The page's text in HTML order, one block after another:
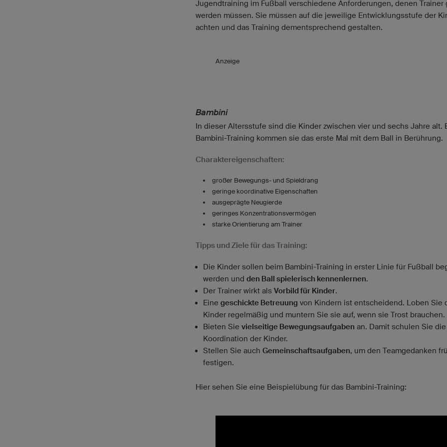
Jugendtraining im Fußball verschiedene Anforderungen, denen Trainer
werden müssen. Sie müssen auf die jeweilige Entwicklungsstufe der
achten und das Training dementsprechend gestalten.
Anzeige
Bambini
In dieser Altersstufe sind die Kinder zwischen vier und sechs Jahre alt.
Bambini-Training kommen sie das erste Mal mit dem Ball in Berührung.
Charaktereigenschaften:
großer Bewegungs- und Spieldrang
geringe koordinative Eigenschaften
ausgeprägte Neugierde
geringes Konzentrationsvermögen
starke Orientierung am Trainer
Tipps und Ziele für das Training:
Die Kinder sollen beim Bambini-Training in erster Linie für Fußball
werden und den Ball spielerisch kennenlernen.
Der Trainer wirkt als Vorbild für Kinder.
Eine geschickte Betreuung von Kindern ist entscheidend. Loben Sie
Kinder regelmäßig und muntern Sie sie auf, wenn sie Trost brauchen.
Bieten Sie vielseitige Bewegungsaufgaben an. Damit schulen Sie die
Koordination der Kinder.
Stellen Sie auch Gemeinschaftsaufgaben, um den Teamgedanken
festigen.
Hier sehen Sie eine Beispielübung für das Bambini-Training: